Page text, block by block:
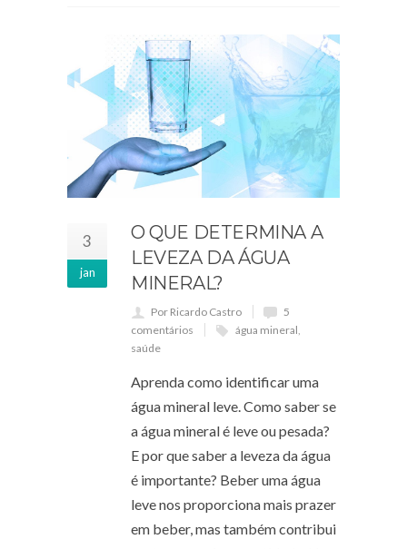
3
jan
O QUE DETERMINA A
LEVEZA DA ÁGUA
MINERAL?
Por Ricardo Castro
5
comentários
água mineral,
saúde
Aprenda como identificar uma
água mineral leve. Como saber se
a água mineral é leve ou pesada?
E por que saber a leveza da água
é importante? Beber uma água
leve nos proporciona mais prazer
em beber, mas também contribui